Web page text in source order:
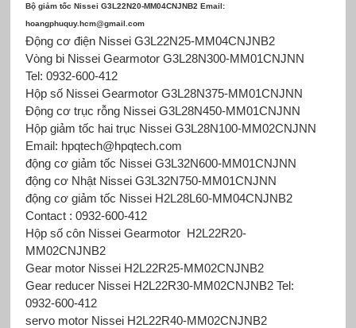
Bộ giảm tốc Nissei G3L22N20-MM04CNJNB2 Email:
hoangphuquy.hcm@gmail.com
Động cơ điện Nissei G3L22N25-MM04CNJNB2
Vòng bi Nissei Gearmotor G3L28N300-MM01CNJNN
Tel: 0932-600-412
Hộp số Nissei Gearmotor G3L28N375-MM01CNJNN
Động cơ trục rỗng Nissei G3L28N450-MM01CNJNN
Hộp giảm tốc hai trục Nissei G3L28N100-MM02CNJNN
Email: hpqtech@hpqtech.com
động cơ giảm tốc Nissei G3L32N600-MM01CNJNN
động cơ Nhật Nissei G3L32N750-MM01CNJNN
động cơ giảm tốc NisseiH2L28L60-MM04CNJNB2
Contact : 0932-600-412
Hộp số côn Nissei Gearmotor H2L22R20-
MM02CNJNB2
Gear motor Nissei H2L22R25-MM02CNJNB2
Gear reducer Nissei H2L22R30-MM02CNJNB2 Tel:
0932-600-412
servo motor Nissei H2L22R40-MM02CNJNB2